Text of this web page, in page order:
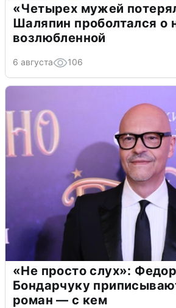
«Четырех мужей
Шаляпин проболтался о
возлюбленной
6 августа 106
«Не просто слух»:
Бондарчуку
роман — с кем